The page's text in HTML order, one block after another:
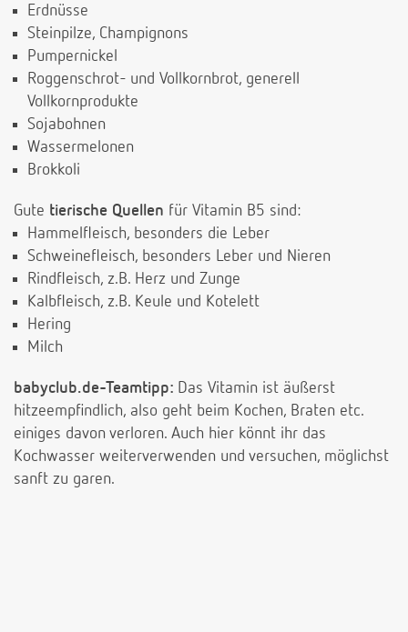
Erdnüsse
Steinpilze, Champignons
Pumpernickel
Roggenschrot- und Vollkornbrot, generell
Vollkornprodukte
Sojabohnen
Wassermelonen
Brokkoli
Gute tierische Quellen für Vitamin B5 sind:
Hammelfleisch, besonders die Leber
Schweinefleisch, besonders Leber und Nieren
Rindfleisch, z.B. Herz und Zunge
Kalbfleisch, z.B. Keule und Kotelett
Hering
Milch
babyclub.de-Teamtipp: Das Vitamin ist äußerst
hitzeempfindlich, also geht beim Kochen, Braten etc.
einiges davon verloren. Auch hier könnt ihr das
Kochwasser weiterverwenden und versuchen, möglichst
sanft zu garen.